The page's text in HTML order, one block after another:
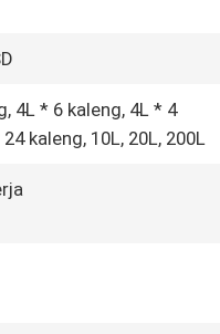
4L * 6 kaleng, 4L * 4
kaleng, 10L, 20L, 200L